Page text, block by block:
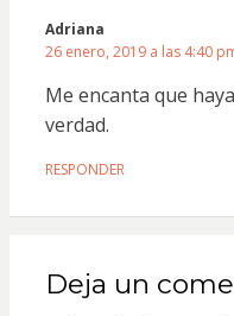
Adriana
26 enero, 2019 a las 4:40
Me encanta que
verdad.
RESPONDER
Deja un